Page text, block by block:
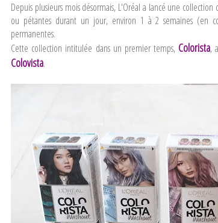
Depuis plusieurs mois désormais, L'Oréal a lancé une
ou pétantes durant un jour, environ 1 à 2 semaines (en
permanentes.
Cette collection intitulée dans un premier temps, Colorista,
Colovista.